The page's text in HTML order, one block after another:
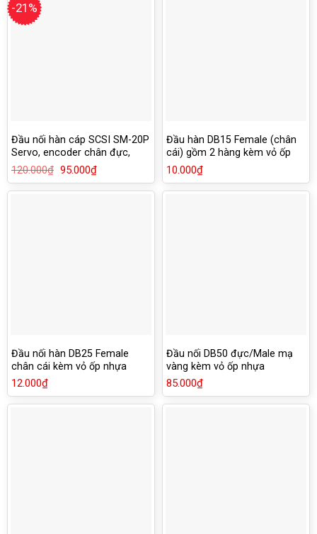
-21%
Đầu nối hàn cáp SCSI SM-20P
Servo, encoder chân đực,
kèm vỏ ốp
120.000₫ Giá
là:
95.000₫Giá
hiện
tại
Đầu hàn DB15 Female (chân
cái) gồm 2 hàng kèm vỏ ốp
nhựa
10.000₫
Đầu nối hàn DB25 Female
chân cái kèm vỏ ốp nhựa
12.000₫
Đầu nối DB50 đực/Male mạ
vàng kèm vỏ ốp nhựa
85.000₫